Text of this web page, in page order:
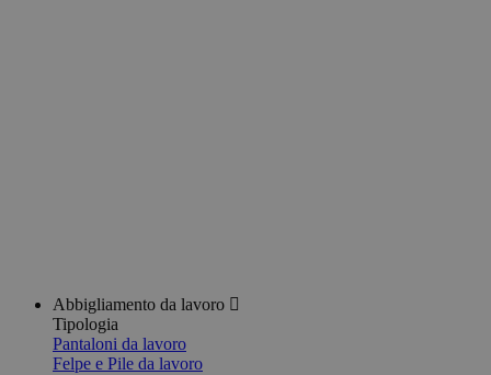
Abbigliamento da lavoro
Tipologia
Pantaloni da lavoro
Felpe e Pile da lavoro